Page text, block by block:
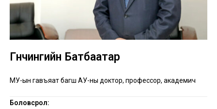
Гүнчингийн Батбаатар
МУ-ын гавъяат багш АУ-ны доктор, профессор, академич
Боловсрол: